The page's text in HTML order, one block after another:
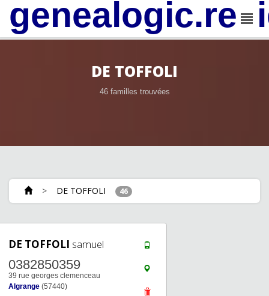
DE TOFFOLI
46 familles trouvées
> DE TOFFOLI 46
DE TOFFOLI samuel
0382850359
39 rue georges clemenceau
Algrange (57440)